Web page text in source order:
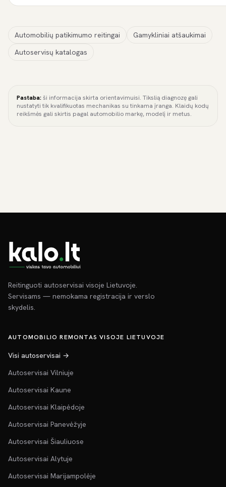
Automobilių patikimumo reitingai
Gamykliniai atšaukimai
Autoservisų katalogas
Pastaba:ši informacija skirta orientavimuisi. Tikslią diagnozę gali
nustatyti tik kvalifikuotas mechanikas su tinkama įranga. Klaidų kodų
reikšmės gali skirtis pagal automobilio markę, modelį ir metus.
Reitinguoti autoservisai visoje Lietuvoje.
Servisams — nemokama registracija ir verslo
skydelis.
AUTOMOBILIO REMONTAS VISOJE LIETUVOJE
Visi autoservisai →
Autoservisai Vilniuje
Autoservisai Kaune
Autoservisai Klaipėdoje
Autoservisai Panevėžyje
Autoservisai Šiauliuose
Autoservisai Alytuje
Autoservisai Marijampolėje